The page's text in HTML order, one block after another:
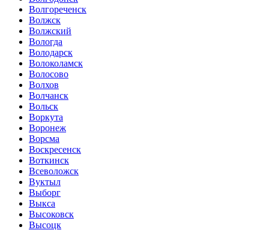
Волгореченск
Волжск
Волжский
Вологда
Володарск
Волоколамск
Волосово
Волхов
Волчанск
Вольск
Воркута
Воронеж
Ворсма
Воскресенск
Воткинск
Всеволожск
Вуктыл
Выборг
Выкса
Высоковск
Высоцк